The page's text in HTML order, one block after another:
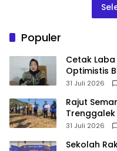
Populer
Cetak Laba
Optimistis
Tahun
31 Juli 2026
​Rajut
di Pantai
31 Juli 2026
Sekolah